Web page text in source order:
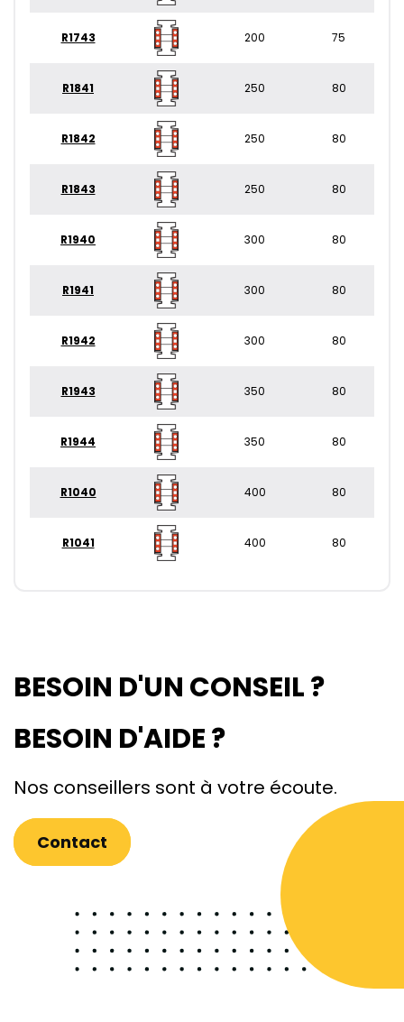
R1743 200 75
R1841 250 80
R1842 250 80
R1843 250 80
R1940 300 80
R1941 300 80
R1942 300 80
R1943 350 80
R1944 350 80
R1040 400 80
R1041 400 80
BESOIN D'UN CONSEIL ?
BESOIN D'AIDE ?
Nos conseillers sont à votre écoute.
Contact